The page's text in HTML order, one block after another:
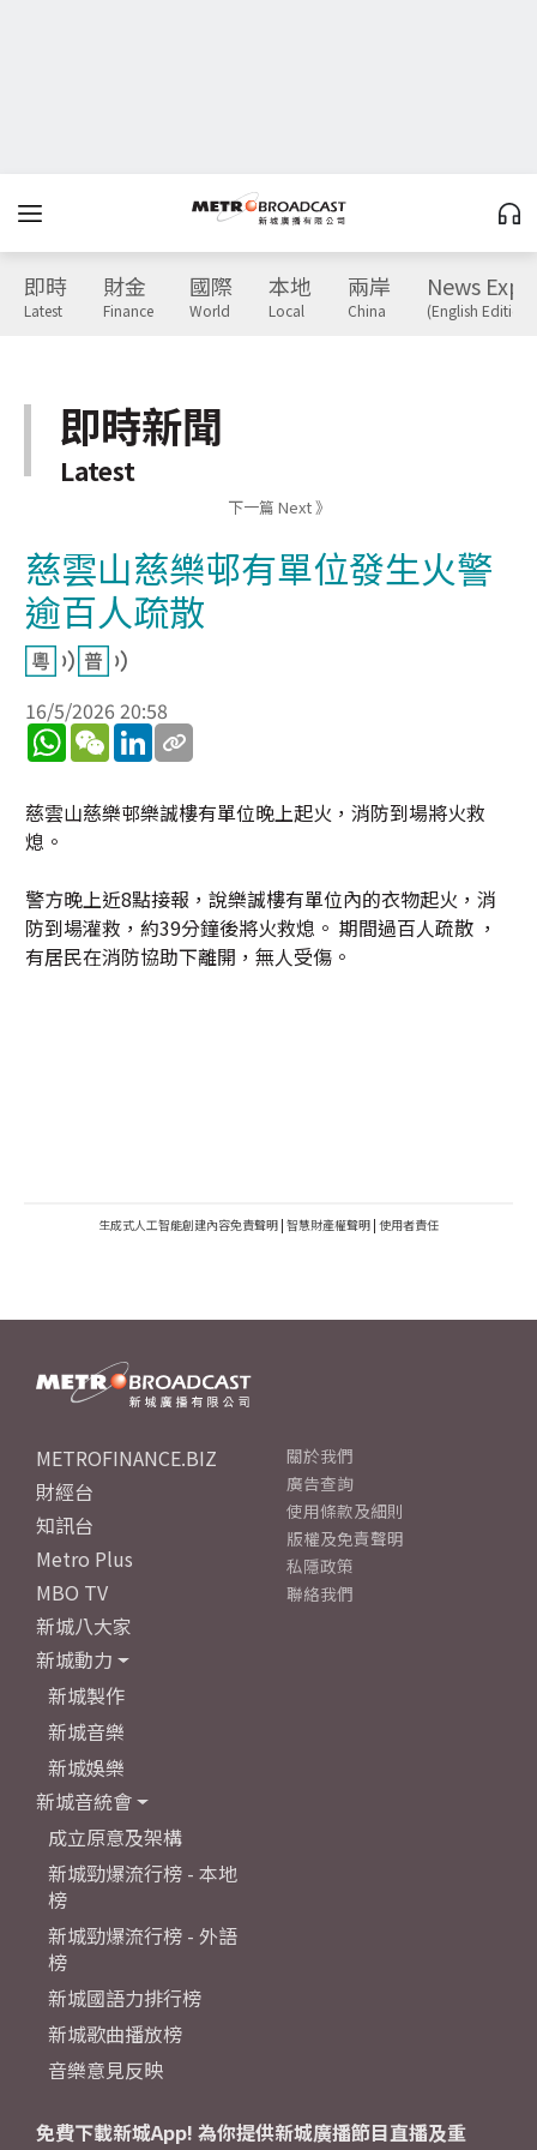
即時
Latest
財金
Finance
國際
World
本地
Local
兩岸
China
News
(English Edition)
即時新聞
Latest
下一篇 Next 》
慈雲山慈樂邨有單位發生火警
逾百人疏散
16/5/2026 20:58
WhatsApp
WeChatLinkedIn
慈雲山慈樂邨樂誠樓有單位晚上起火，消防到場將火救
熄。
警方晚上近8點接報，說樂誠樓有單位內的衣物起火，消
防到場灌救，約39分鐘後將火救熄。 期間過百人疏散 ，
有居民在消防協助下離開，無人受傷。
生成式人工智能創建內容免責聲明 | 智慧財產權聲明 | 使用者責任
METROFINANCE.BIZ
財經台
知訊台
Metro Plus
MBO TV
新城八大家
新城動力
新城製作
新城音樂
新城娛樂
新城音統會
成立原意及架構
新城勁爆流行榜 - 本地
榜
新城勁爆流行榜 - 外語
榜
新城國語力排行榜
新城歌曲播放榜
音樂意見反映
關於我們
廣告查詢
使用條款及細則
版權及免責聲明
私隱政策
聯絡我們
免費下載新城App! 為你提供新城廣播節目直播及重